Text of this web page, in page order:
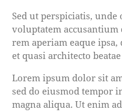
Sed ut perspiciatis,
voluptatem
rem aperiam eaque
et quasi architecto
Lorem ipsum dolor sit
sed do eiusmod tempor
magna aliqua. Ut enim